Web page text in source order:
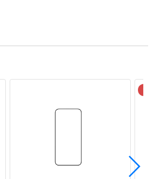
今